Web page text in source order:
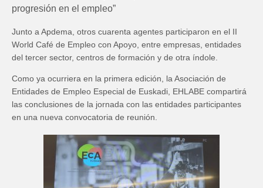
progresión en el empleo”
Junto a Apdema, otros cuarenta agentes participaron en el II
World Café de Empleo con Apoyo, entre empresas, entidades
del tercer sector, centros de formación y de otra índole.
Como ya ocurriera en la primera edición, la Asociación de
Entidades de Empleo Especial de Euskadi, EHLABE compartirá
las conclusiones de la jornada con las entidades participantes
en una nueva convocatoria de reunión.